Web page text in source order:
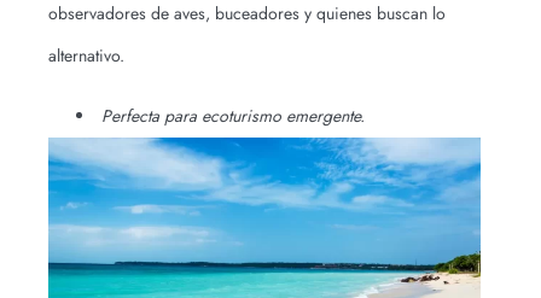
observadores de aves, buceadores y quienes buscan lo
alternativo.
Perfecta para ecoturismo emergente.